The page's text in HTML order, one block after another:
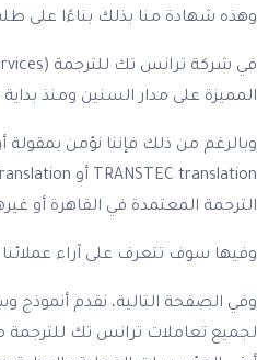
وهذه شهادة منا بذلك بناءًا على
المميزة على مدار السنين ومنذ بداية عملنا منذ العام 2007 ونحن نستهدف رضا
وبالرغم من ذلك فإننا نؤمن
الترجمة المعتمدة في القاهرة أو
وفيها سوف تتعرف على آراء
وفي الصفحة التالية، نقدم
لجميع تعاملات ترانس تك للترجمة